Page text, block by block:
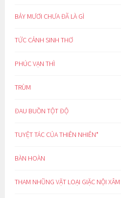
BẢY MƯƠI CHƯA ĐÃ LÀ GÌ
TỨC CẢNH SINH THƠ
PHÚC VẠN THÌ
TRÙM
ĐAU BUỒN TỘT ĐỘ
TUYỆT TÁC CỦA THIÊN NHIÊN*
BÀN HOÀN
THAM NHŨNG VẶT LOẠI GIẶC NỘI XÂM